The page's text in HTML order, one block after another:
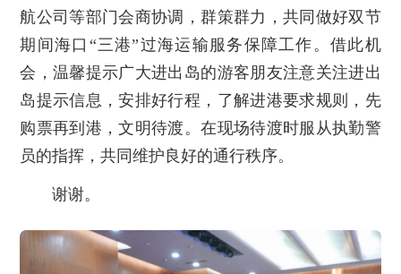
航公司等部门会商协调，群策群力，共同做好双节
期间海口“三港”过海运输服务保障工作。借此机
会，温馨提示广大进出岛的游客朋友注意关注进出
岛提示信息，安排好行程，了解进港要求规则，先
购票再到港，文明待渡。在现场待渡时服从执勤警
员的指挥，共同维护良好的通行秩序。
谢谢。